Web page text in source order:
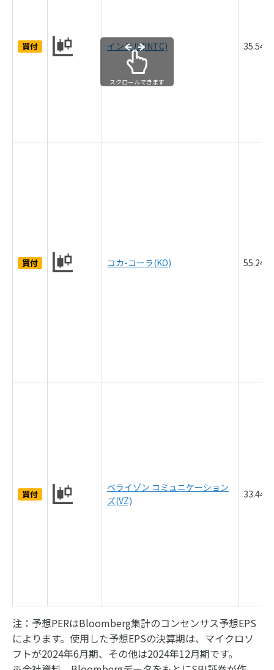
買付 インテル(INTC) 35.54
買付 コカ-コーラ(KO) 55.24
買付
ベライゾン コミュニケーション
ズ(VZ)
33.44
スクロールできます
注：予想PERはBloomberg集計のコンセンサス予想EPS
によります。使用した予想EPSの決算期は、マイクロソ
フトが2024年6月期、その他は2024年12月期です。